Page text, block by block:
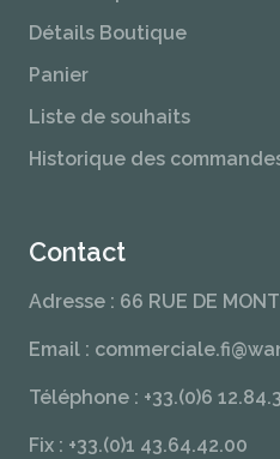
Panier
Liste de souhaits
Historique des commandes
Fix : +33.(0)1 43.64.42.00